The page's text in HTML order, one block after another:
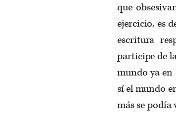
que
ejercicio, es
escritura
participe de
mundo ya
sí el mundo
más se podía